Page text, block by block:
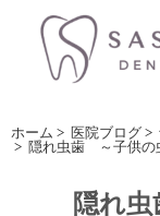
ホーム > 医院ブログ >
> 隠れ虫歯 ～子供の
隠れ